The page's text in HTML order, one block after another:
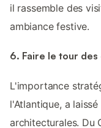
il rassemble des
ambiance festive.
6. Faire le tour
L'importance
l'Atlantique, a
architecturales. Du